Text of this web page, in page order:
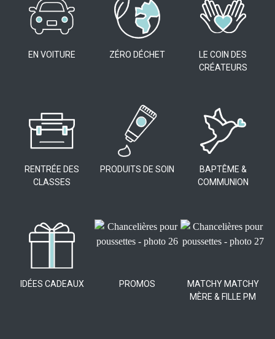
EN VOITURE ZÉRO DÉCHET
LE COIN DES
CRÉATEURS
RENTRÉE DES
CLASSES
PRODUITS DE SOIN
BAPTÊME &
COMMUNION
IDÉES CADEAUX PROMOS
MATCHY MATCHY
MÈRE & FILLE PM